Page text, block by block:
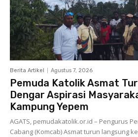
Berita Artikel Agustus 7, 2026
Pemuda Katolik Asmat
Dengar Aspirasi
Kampung Yepem
AGATS, pemudakatolik.or.id – Pengurus
Cabang (Komcab) Asmat turun langsung